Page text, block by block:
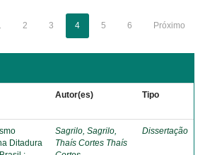
2 3 4 5 6 Próximo
Autor(es) Tipo
Ditadura
Sagrilo, Sagrilo,
Thaís Cortes Thaís
Dissertação